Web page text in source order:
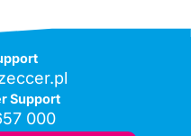
Support
000